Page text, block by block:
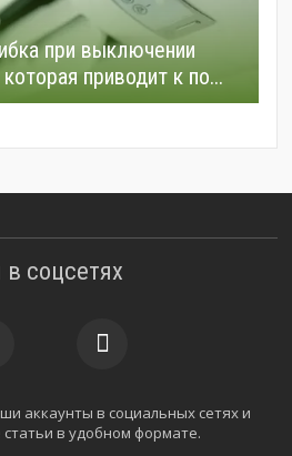
при выключении
приводит к по...
соцсетях
аккаунты в социальных сетях и
в удобном формате.